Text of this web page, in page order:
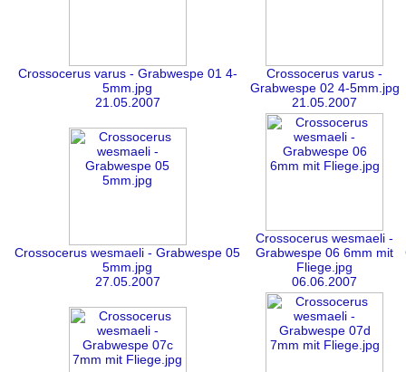
Crossocerus varus - Grabwespe 01 4-
5mm.jpg
21.05.2007
Crossocerus varus -
Grabwespe 02 4-5mm.jpg
21.05.2007
Crossocerus wesmaeli - Grabwespe 05
5mm.jpg
27.05.2007
Crossocerus wesmaeli -
Grabwespe 06 6mm mit
Fliege.jpg
06.06.2007